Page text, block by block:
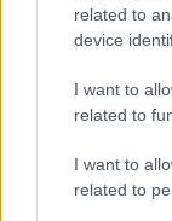
related to
device
I want to
related to
I want to
related to
Céges
Weboldal készítés és
Website web -
weboldal